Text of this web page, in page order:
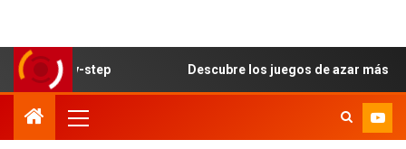
Descubre los juegos de azar más populares y cómo